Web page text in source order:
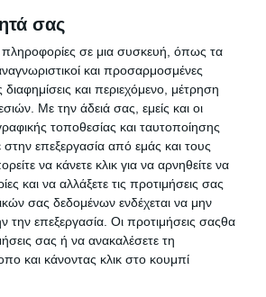
σας
πληροφορίες σε μια συσκευή, όπως τα
και προσαρμοσμένες
και περιεχόμενο, μέτρηση
Με την άδειά σας, εμείς και οι
τοποθεσίας και ταυτοποίησης
επεξεργασία από εμάς και τους
να κάνετε κλικ για να αρνηθείτε να
και να αλλάξετε τις προτιμήσεις σας
σας δεδομένων ενδέχεται να μην
την επεξεργασία. Οι προτιμήσεις σαςθα
σας ή να ανακαλέσετε τη
και κάνοντας κλικ στο κουμπί
περί
να